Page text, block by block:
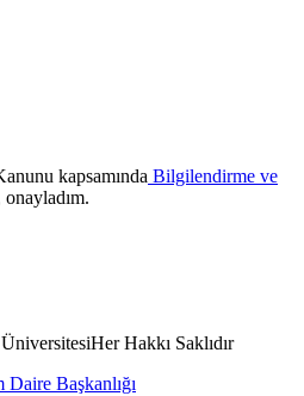
kapsamında Bilgilendirme ve
Her Hakkı Saklıdır
Başkanlığı